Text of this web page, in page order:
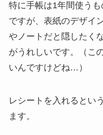
特に手帳は1年間使う
ですが、表紙のデザイ
やノートだと隠したく
がうれしいです。（こ
いんですけどね…）
レシートを入れるとい
ます。